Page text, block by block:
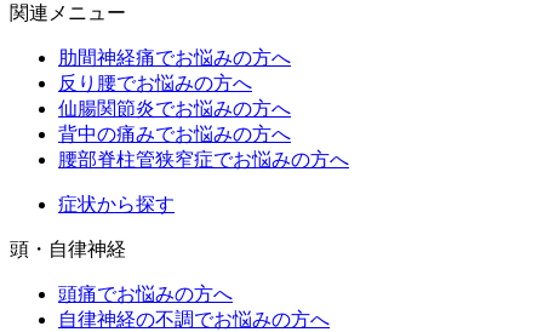
関連メニュー
肋間神経痛でお悩みの方へ
反り腰でお悩みの方へ
仙腸関節炎でお悩みの方へ
背中の痛みでお悩みの方へ
腰部脊柱管狭窄症でお悩みの方へ
症状から探す
頭・自律神経
頭痛でお悩みの方へ
自律神経の不調でお悩みの方へ